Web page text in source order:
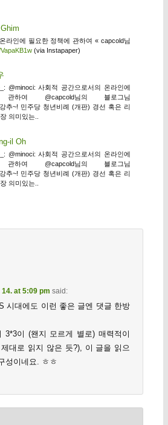
라인에 필요한 정책에 관하여 « capcold님
(via Instapaper)
@minoci: 사회적 공간으로서의 온라인에
하여 @capcold님의 블로그님
추~! 민주당 청년비례 (개판) 경선 혹은 리
의미있는..
il Oh
@minoci: 사회적 공간으로서의 온라인에
하여 @capcold님의 블로그님
추~! 민주당 청년비례 (개판) 경선 혹은 리
의미있는..
14. at 5:09 pm said:
시대에도 이런 좋은 글엔 댓글 한방
3*3이 (왠지 모르게 별로) 매력적이
대로 읽지 않은 듯?), 이 글을 읽으
성이네요. ㅎㅎ